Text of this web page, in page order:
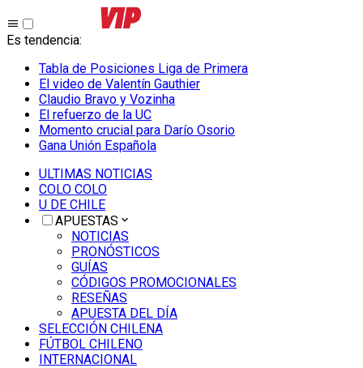
Es tendencia:
Tabla de Posiciones Liga de Primera
El video de Valentín Gauthier
Claudio Bravo y Vozinha
El refuerzo de la UC
Momento crucial para Darío Osorio
Gana Unión Española
ULTIMAS NOTICIAS
COLO COLO
U DE CHILE
APUESTAS
NOTICIAS
PRONÓSTICOS
GUÍAS
CÓDIGOS PROMOCIONALES
RESEÑAS
APUESTA DEL DÍA
SELECCIÓN CHILENA
FÚTBOL CHILENO
INTERNACIONAL